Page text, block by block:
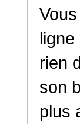
rien
son
plus